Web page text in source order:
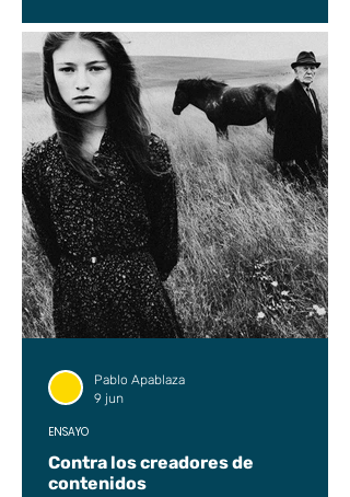
Contra los creadores de
contenidos
ENSAYO
Pablo Apablaza
9 jun